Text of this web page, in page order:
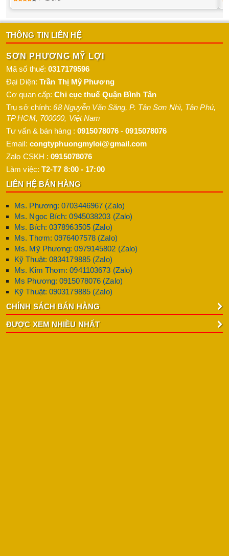
THÔNG TIN LIÊN HỆ
SƠN PHƯƠNG MỸ LỢI
Mã số thuế:0317179596
Đại Diện: Trần Thị Mỹ Phương
Cơ quan cấp:Chi cục thuế Quận Bình Tân
Trụ sở chính:68 Nguyễn Văn Săng, P. Tân Sơn Nhì, Tân Phú,
TP HCM, 700000, Việt Nam
Tư vấn & bán hàng : 0915078076 -0915078076
Email: congtyphuongmyloi@gmail.com
Zalo CSKH :0915078076
Làm việc: T2-T7 8:00 - 17:00
LIÊN HỆ BÁN HÀNG
Ms. Phương: 0703446967 (Zalo)
Ms. Ngọc Bích: 0945038203 (Zalo)
Ms. Bích: 0378963505 (Zalo)
Ms. Thơm: 0976407578 (Zalo)
Ms. Mỹ Phương: 0979145802 (Zalo)
Kỹ Thuật: 0834179885 (Zalo)
Ms. Kim Thơm: 0941103673 (Zalo)
Ms Phương: 0915078076 (Zalo)
Kỹ Thuật: 0903179885 (Zalo)
CHÍNH SÁCH BÁN HÀNG
ĐƯỢC XEM NHIỀU NHẤT